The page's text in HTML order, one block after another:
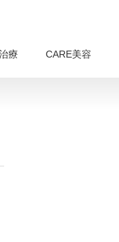
療 CARE美容